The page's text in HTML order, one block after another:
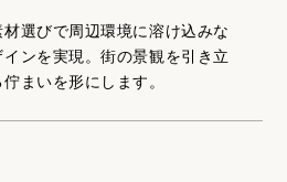
選びで周辺環境に溶け込みな
ンを実現。街の景観を引き立
まいを形にします。